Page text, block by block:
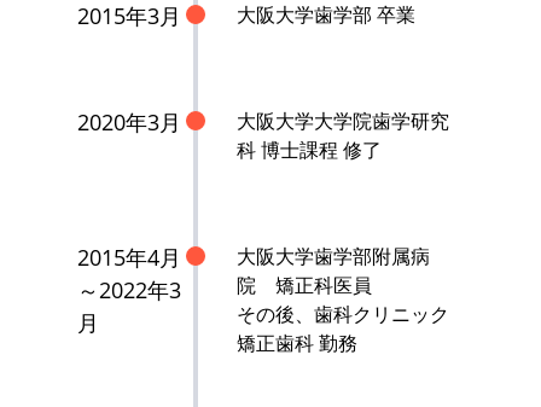
2015年3月 大阪大学歯学部 卒業
2020年3月
大阪大学大学院歯学研究
科 博士課程 修了
2015年4月
～2022年3
月
大阪大学歯学部附属病
院 矯正科医員
その後、歯科クリニック
矯正歯科 勤務